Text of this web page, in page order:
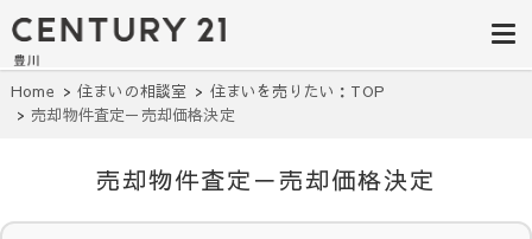
豊田市の中古
住宅・土地・
リノベ物件探
リー21豊川
建て・土地探しはセンチュリー21豊
川へ。豊田市内の最新物件情報を随
時更新中！駅近、建築条件無し、ペ
ット可、学区別など、お客様のこだ
わり条件に合わせて理想の物件を簡
Home 住まいの相談室
住まいを売りたい：TOP
売却物件査定－売却価格決定
売却物件査定－売却価格決定